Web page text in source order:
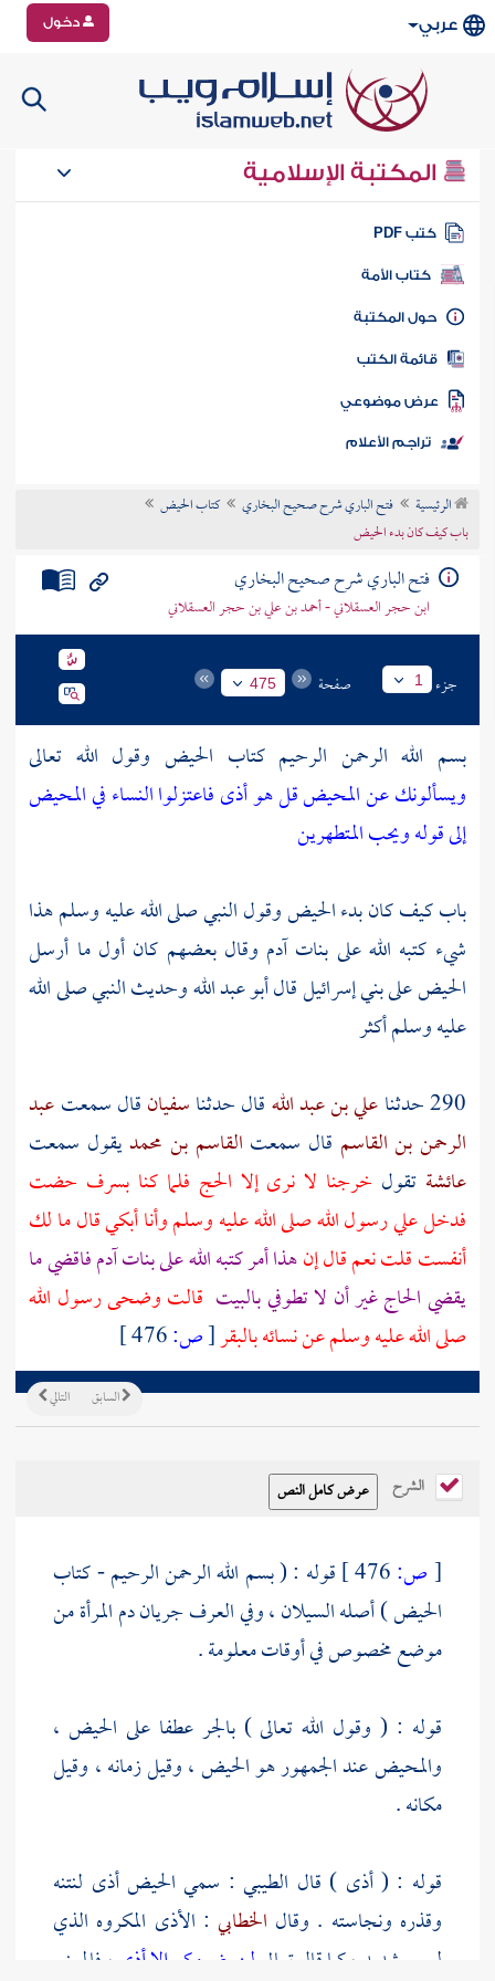
عربي دخول
المكتبة الإسلامية
كتب PDF
كتاب الأمة
المكتبة
الكتب
موضوعي
تراجم الأعلام
الرئيسية فتح الباري شرح صحيح البخاري
كتاب الحيض
باب كيف كان بدء الحيض
فتح الباري شرح صحيح البخاري
ابن حجر العسقلاني - أحمد بن علي بن حجر العسقلاني
جزء 1 صفحة 475
بسم الله الرحمن الرحيم كتاب الحيض وقول الله تعالى
ويسألونك عن المحيض قل هو أذى فاعتزلوا النساء في المحيض
إلى قوله ويحب المتطهرين
باب كيف كان بدء الحيض وقول النبي صلى الله عليه وسلم هذا
شيء كتبه الله على بناتآدم وقال بعضهم كان أول ما أرسل
الحيض علىبني إسرائيلقال أبو عبد الله وحديث النبي صلى الله
عليه وسلم أكثر
290 حدثنا
علي بن عبد اللهقال حدثناسفيانقال سمعتعبد
الرحمن بن القاسم قال سمعت القاسم بن محمديقول سمعت
عائشةتقول خرجنا لا نرى إلا الحج فلما كنا بسرف حضت
فدخل علي رسول الله صلى الله عليه وسلم وأنا أبكي قال ما لك
أنفست قلت نعم قال إنهذا أمر كتبه الله على بناتآدمفاقضي ما
يقضي الحاج غير أن لا تطوفيبالبيت قالت وضحى رسول الله
صلى الله عليه وسلم عن نسائه بالبقر[ص:
التالي السابق
الشرح
[ص:
قوله : ( بسم الله الرحمن الرحيم - كتاب
الحيض ) أصله السيلان ، وفي العرف جريان دم المرأة من
موضع مخصوص في أوقات معلومة .
قوله : ( وقول الله تعالى ) بالجر عطفا على الحيض ،
والمحيض عند الجمهور هو الحيض ، وقيل زمانه ، وقيل
مكانه .
قوله : ( أذى ) قال الطيبي : سمي الحيض أذى لنتنه
وقذره ونجاسته . وقال الخطابي : الأذى المكروه الذي
ليس بشديد ، كما قال تعالى لن يضروكم إلا أذى ، فالمعنى